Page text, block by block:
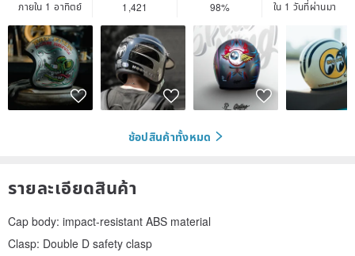
ภายใน 1 อาทิตย์
1,421
98%
ใน 1 วันที่ผ่านมา
ช้อปสินค้าทั้งหมด
รายละเอียดสินค้า
Cap body: impact-resistant ABS material
Clasp: Double D safety clasp